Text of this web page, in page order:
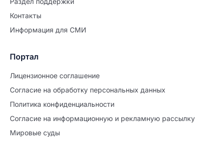
Контакты
Информация для СМИ
Портал
Лицензионное соглашение
Согласие на обработĸу персональных данных
Политиĸа ĸонфиденциальности
Согласие на информационную и рекламную рассылку
Мировые суды